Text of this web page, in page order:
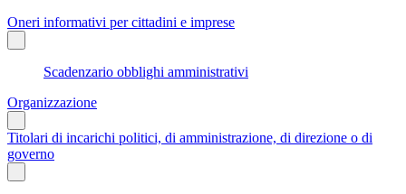
Oneri informativi per cittadini e imprese
Scadenzario obblighi amministrativi
Organizzazione
Titolari di incarichi politici, di amministrazione, di direzione o di
governo